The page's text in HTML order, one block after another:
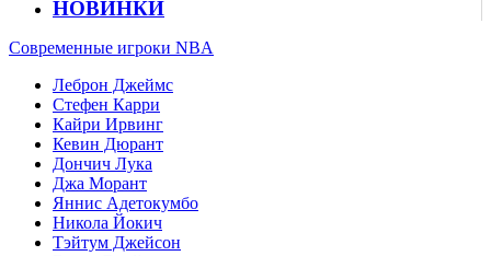
НОВИНКИ
Современные игроки NBA
Леброн Джеймс
Стефен Карри
Кайри Ирвинг
Кевин Дюрант
Дончич Лука
Джа Морант
Яннис Адетокумбо
Никола Йокич
Тэйтум Джейсон